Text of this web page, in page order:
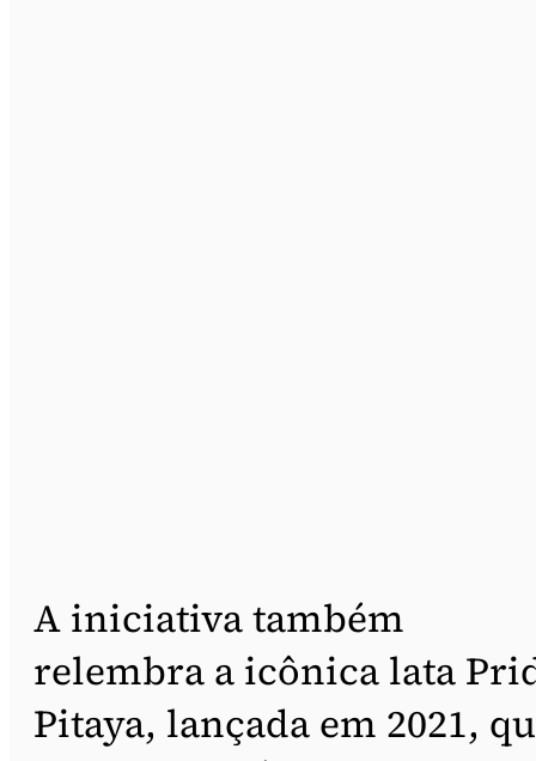
A iniciativa também
relembra a icônica lata
Pitaya, lançada em 2021,